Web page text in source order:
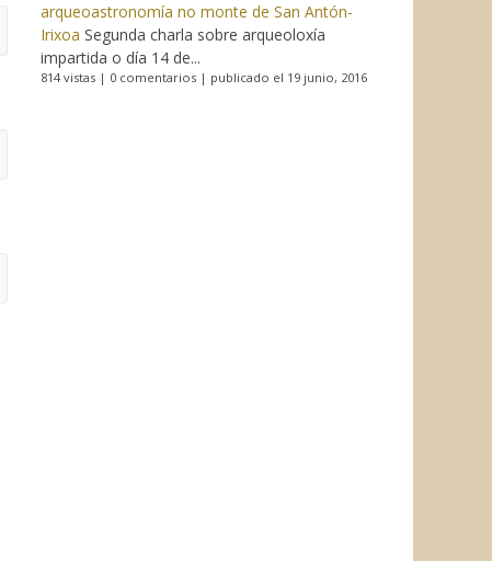
arqueoastronomía no monte de San Antón-
Irixoa Segunda charla sobre arqueoloxía
impartida o día 14 de...
814 vistas | 0 comentarios | publicado el 19 junio, 2016